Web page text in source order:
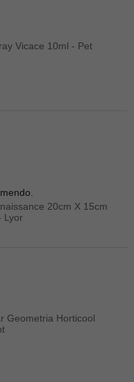
Vicace 10ml - Pet
20cm X 15cm
Lyor
Geometria Horticool